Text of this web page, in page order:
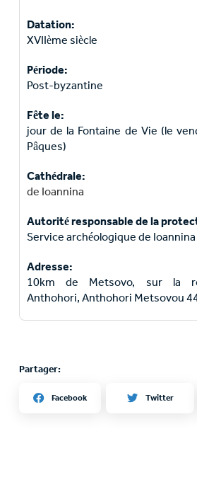
Datation:
XVIIème siècle
Période:
Post-byzantine
Fête le:
jour de la Fontaine de Vie (le
Pâques)
Cathédrale:
de Ioannina
Autorité responsable de la
Service archéologique de Ioannina
Adresse:
10km de Metsovo, sur la
Anthohori, Anthohori Metsovou
Partager:
Facebook Twitter